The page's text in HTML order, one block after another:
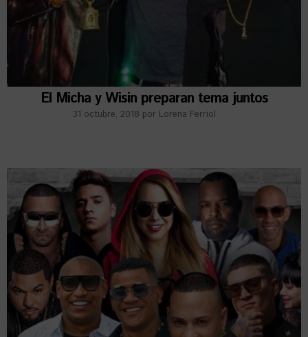
El Micha y Wisin preparan tema juntos
31 octubre, 2018 por Lorena Ferriol